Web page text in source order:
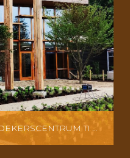
OPENING AVOLARE BEZOEKERSCENTRUM 11 SEPTEMBER